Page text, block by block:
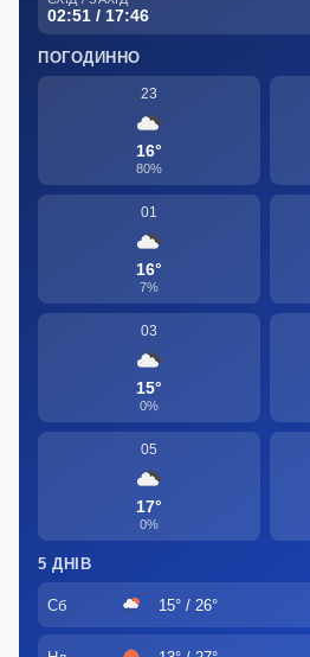
02:51 / 17:46
ПОГОДИННО
23
16°
80%
01
16°
7%
03
15°
0%
05
17°
0%
5 ДНІВ
Сб 15° / 26°